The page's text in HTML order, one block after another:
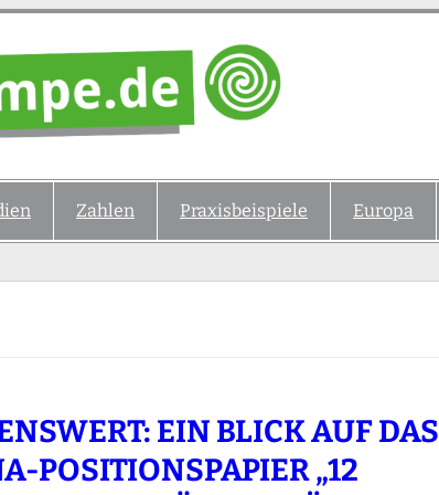
Zahlen Praxisbeispiele Europa
EIN BLICK AUF DAS
POSITIONSPAPIER „12